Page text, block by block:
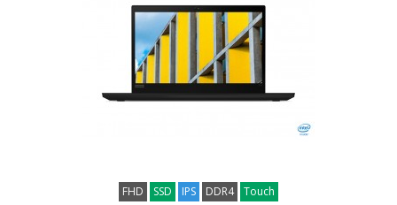
FHD SSD IPS DDR4 Touch